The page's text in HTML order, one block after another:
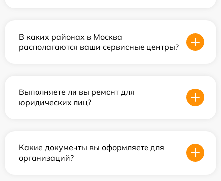
В каких районах в Москва
располагаются ваши сервисные центры?
Выполняете ли вы ремонт для
юридических лиц?
Какие документы вы оформляете для
организаций?